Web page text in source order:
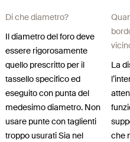
Di che diametro?
Il diametro del foro deve
essere rigorosamente
quello prescritto per il
tassello specifico ed
eseguito con punta del
medesimo diametro. Non
usare punte con taglienti
troppo usurati Sia nel
La
che